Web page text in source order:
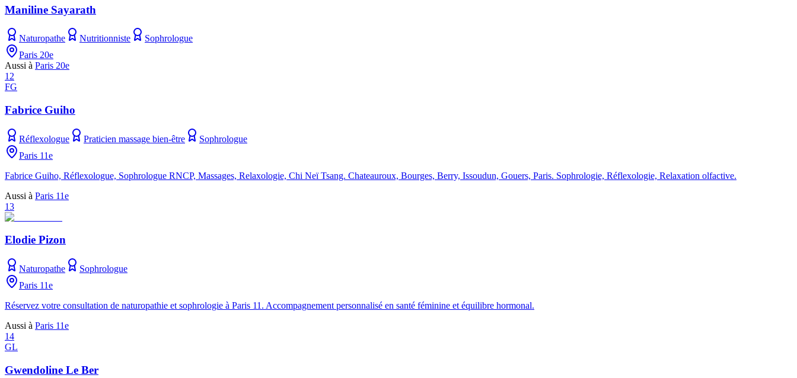
Maniline Sayarath
Naturopathe Nutritionniste
Sophrologue
Paris 20e
Aussi à Paris 20e
12
FG
Fabrice Guiho
Réflexologue Praticien massage bien-être
Sophrologue
Paris 11e
Fabrice Guiho, Réflexologue, Sophrologue RNCP, Massages, Relaxologie, Chi Neï Tsang. Chateauroux, Bourges, Berry, Issoudun, Gouers, Paris. Sophrologie, Réflexologie, Relaxation olfactive.
Aussi à Paris 11e
13
Elodie Pizon
Naturopathe
Sophrologue
Paris 11e
Réservez votre consultation de naturopathie et sophrologie à Paris 11. Accompagnement personnalisé en santé féminine et équilibre hormonal.
Aussi à Paris 11e
14
GL
Gwendoline Le Ber